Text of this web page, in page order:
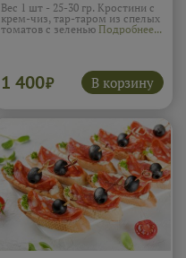
Вес 1 шт - 25-30 гр. Кростини с
крем-чиз, тар-таром из спелых
томатов с зеленью Подробнее...
1 400₽ В корзину